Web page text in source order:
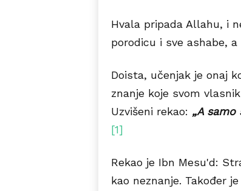
Hvala pripada Allahu, i
porodicu i sve ashabe, a
Doista, učenjak je onaj
znanje koje svom
Uzvišeni rekao: „A
[1]
Rekao je Ibn Mesu'd:
kao neznanje. Također